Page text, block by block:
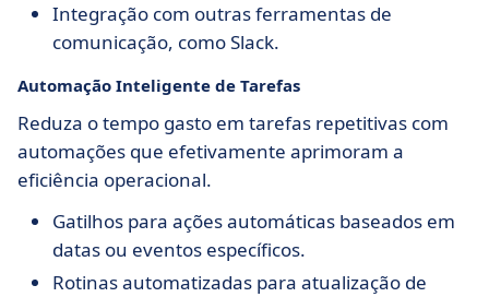
Integração com outras ferramentas de
comunicação, como Slack.
Automação Inteligente de Tarefas
Reduza o tempo gasto em tarefas repetitivas com
automações que efetivamente aprimoram a
eficiência operacional.
Gatilhos para ações automáticas baseados em
datas ou eventos específicos.
Rotinas automatizadas para atualização de